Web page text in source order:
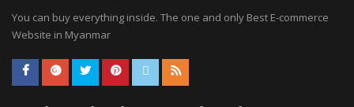
You can buy everything inside. The one and only Best E-commerce
Website in Myanmar